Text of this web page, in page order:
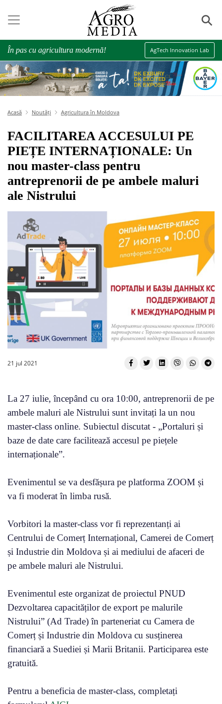
⚲
În pas cu agricultura modernă! AgTech Innovation Lab
Acasă Noutăți Agricultura în Moldova
FACILITAREA ACCESULUI PE
PIEȚE INTERNAȚIONALE: Un
nou master-class pentru
antreprenorii de pe ambele maluri
ale Nistrului
21 jul 2021
La 27 iulie, începând cu ora 10:00, antreprenorii de pe
ambele maluri ale Nistrului sunt invitați la un nou
master-class online. Subiectul discutat - „Portaluri și
baze de date care facilitează accesul pe piețele
internaționale”.
Evenimentul se va desfășura pe platforma ZOOM și
va fi moderat în limba rusă.
Vorbitori la master-class vor fi reprezentanți ai
Centrului de Comerț Internațional, Camerei de Comerț
și Industrie din Moldova și ai mediului de afaceri de
pe ambele maluri ale Nistrului.
Evenimentul este organizat de proiectul PNUD
Dezvoltarea capacităților de export pe malurile
Nistrului” (Ad Trade) în parteneriat cu Camera de
Comerț și Industrie din Moldova cu susținerea
financiară a Suediei și Marii Britanii. Participarea este
gratuită.
Pentru a beneficia de master-class, completați